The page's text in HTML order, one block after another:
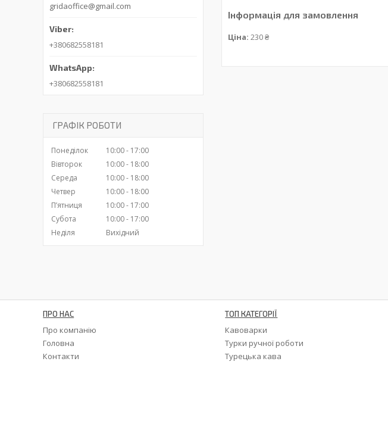
Інформація для замовлення
Ціна: 230 ₴
gridaoffice@gmail.com
+380682558181
+380682558181
ГРАФІК РОБОТИ
Понеділок 10:00
17:00
Вівторок
10:00
18:00
Середа
10:00
18:00
Четвер
10:00
18:00
Пʼятниця
10:00
17:00
Субота
10:00
17:00
Неділя
Вихідний
ПРО НАС
Про компанію
Головна
Контакти
ТОП КАТЕГОРІЇ
Кавоварки
Турки ручної роботи
Турецька кава